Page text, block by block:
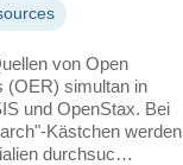
von Open
(OER) simultan in
und OpenStax. Bei
Kästchen werden
durchsuc…